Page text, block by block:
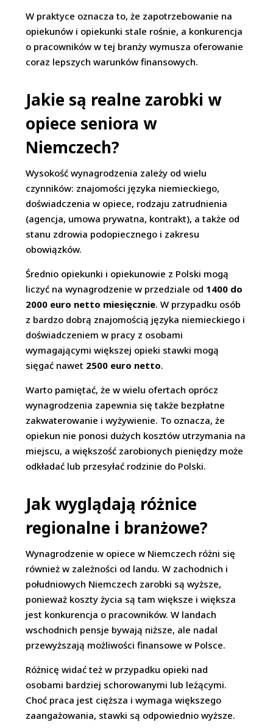
W praktyce oznacza to, że zapotrzebowanie na
opiekunów i opiekunki stale rośnie, a konkurencja
o pracowników w tej branży wymusza oferowanie
coraz lepszych warunków finansowych.
Jakie są realne zarobki w
opiece seniora w
Niemczech?
Wysokość wynagrodzenia zależy od wielu
czynników: znajomości języka niemieckiego,
doświadczenia w opiece, rodzaju zatrudnienia
(agencja, umowa prywatna, kontrakt), a także od
stanu zdrowia podopiecznego i zakresu
obowiązków.
Średnio opiekunki i opiekunowie z Polski mogą
liczyć na wynagrodzenie w przedziale od 1400 do
2000 euro netto miesięcznie. W przypadku osób
z bardzo dobrą znajomością języka niemieckiego i
doświadczeniem w pracy z osobami
wymagającymi większej opieki stawki mogą
sięgać nawet 2500 euro netto.
Warto pamiętać, że w wielu ofertach oprócz
wynagrodzenia zapewnia się także bezpłatne
zakwaterowanie i wyżywienie. To oznacza, że
opiekun nie ponosi dużych kosztów utrzymania na
miejscu, a większość zarobionych pieniędzy może
odkładać lub przesyłać rodzinie do Polski.
Jak wyglądają różnice
regionalne i branżowe?
Wynagrodzenie w opiece w Niemczech różni się
również w zależności od landu. W zachodnich i
południowych Niemczech zarobki są wyższe,
ponieważ koszty życia są tam większe i większa
jest konkurencja o pracowników. W landach
wschodnich pensje bywają niższe, ale nadal
przewyższają możliwości finansowe w Polsce.
Różnicę widać też w przypadku opieki nad
osobami bardziej schorowanymi lub leżącymi.
Choć praca jest cięższa i wymaga większego
zaangażowania, stawki są odpowiednio wyższe.